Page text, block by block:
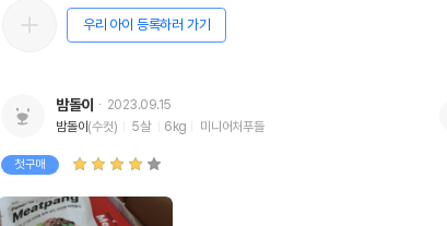
우리 아이 등록하러 가기
밤돌이
2023.09.15
밤돌이(수컷) 5살 6kg 미니어처푸들
첫구매